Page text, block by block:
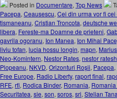
Posted in Documentare, Top News
Pacepa, Ceausescu, Cei din urma vor fi cei
tismaneanu, Cristian Troncota, deutsche
libera, Fereste-ma Doamne de prieteni,
gavrila ogoranu, Ion Manea, Ion Mihai
liviu tofan, lucia hossu longin, mapn,
Neo-Komintern, Nestor Rates, nestor ratesh
Plopeanu, NKVD, Orizonturi Roşii, Pacepa,
Free Europe, Radio Liberty, raport final,
RFE, rfi, Rodica Binder, Romania,
Securitatea, sie, son, soros, sri, Stelian